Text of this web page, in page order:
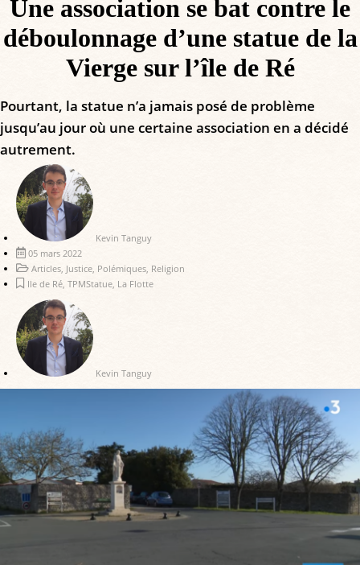
Une association se bat contre le
déboulonnage d’une statue de la
Vierge sur l’île de Ré
Pourtant, la statue n’a jamais posé de problème
jusqu’au jour où une certaine association en a décidé
autrement.
Kevin Tanguy
05 mars 2022
Articles, Justice, Polémiques, Religion
Ile de Ré, TPMStatue, La Flotte
Kevin Tanguy